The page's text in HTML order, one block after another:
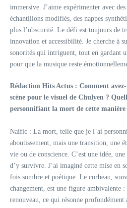
immersive. J’aime expérimenter avec
échantillons modifiés, des nappes
plus l’obscurité. Le défi est toujours de
innovation et accessibilité. Je cherche à
sonorités qui intriguent, tout en gardant
pour que la musique reste
Rédaction Hits Actus : Comment
scène pour le visuel de Chulyen ?
personnifiant la mort de cette manière
Naific : La mort, telle que je l’ai
aboutissement, mais une transition, une
vie ou de conscience. C’est une idée,
d’y survivre. J’ai imaginé cette mise en
fois sombre et poétique. Le corbeau,
changement, est une figure ambivalente
renouveau, ce qui résonne profondément